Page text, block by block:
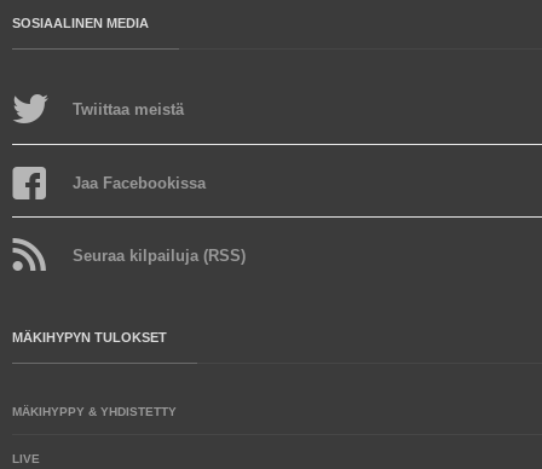
SOSIAALINEN MEDIA
Twiittaa meistä
Jaa Facebookissa
Seuraa kilpailuja (RSS)
MÄKIHYPYN TULOKSET
MÄKIHYPPY & YHDISTETTY
LIVE